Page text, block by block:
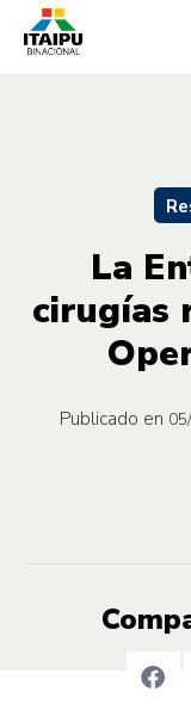
La
cirugías
Publicado en